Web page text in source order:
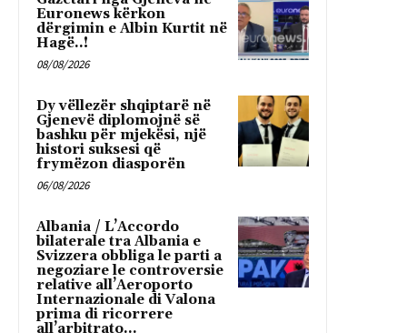
Euronews kërkon
dërgimin e Albin Kurtit në
Hagë..!
08/08/2026
Dy vëllezër shqiptarë në
Gjenevë diplomojnë së
bashku për mjekësi, një
histori suksesi që
frymëzon diasporën
06/08/2026
Albania / L’Accordo
bilaterale tra Albania e
Svizzera obbliga le parti a
negoziare le controversie
relative all’Aeroporto
Internazionale di Valona
prima di ricorrere
all’arbitrato...